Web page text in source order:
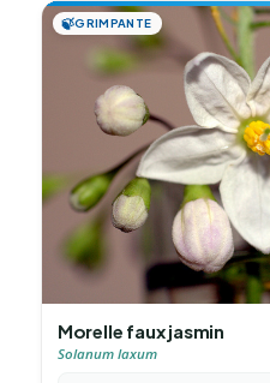
🍃GRIMPANTE
Morelle faux jasmin
Solanum laxum